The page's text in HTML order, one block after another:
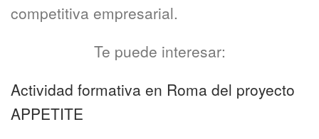
competitiva empresarial.
Te puede interesar:
Actividad formativa en Roma del proyecto
APPETITE